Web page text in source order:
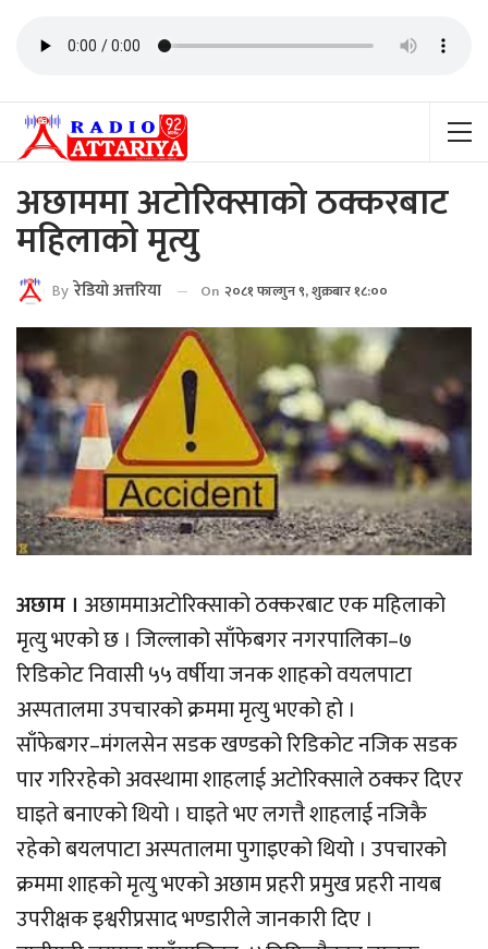
अछाममा अटोरिक्साको ठक्करबाट
महिलाको मृत्यु
By रेडियाे अत्तरिया On २०८१ फाल्गुन ९, शुक्रबार १८:००
अछाम । अछाममाअटोरिक्साको ठक्करबाट एक महिलाको
मृत्यु भएको छ । जिल्लाको साँफेबगर नगरपालिका–७
रिडिकोट निवासी ५५ वर्षीया जनक शाहको वयलपाटा
अस्पतालमा उपचारको क्रममा मृत्यु भएको हो ।
साँफेबगर–मंगलसेन सडक खण्डको रिडिकोट नजिक सडक
पार गरिरहेको अवस्थामा शाहलाई अटोरिक्साले ठक्कर दिएर
घाइते बनाएको थियो । घाइते भए लगत्तै शाहलाई नजिकै
रहेको बयलपाटा अस्पतालमा पुगाइएको थियो । उपचारको
क्रममा शाहको मृत्यु भएको अछाम प्रहरी प्रमुख प्रहरी नायब
उपरीक्षक इश्वरीप्रसाद भण्डारीले जानकारी दिए ।